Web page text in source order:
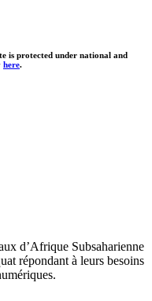
is protected under national and
here.
d’Afrique Subsaharienne
répondant à leurs besoins